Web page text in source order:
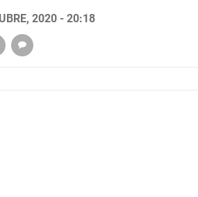
2020 - 20:18